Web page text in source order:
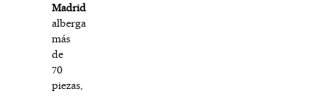
Madrid
alberga
más
de
70
piezas,